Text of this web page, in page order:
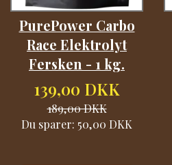
PurePower Carbo
Race Elektrolyt
Fersken - 1 kg.
139,00 DKK
189,00 DKK
Du sparer: 50,00 DKK